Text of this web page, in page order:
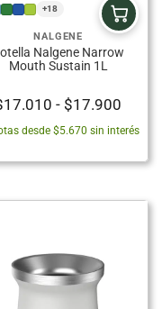
+18
NALGENE
Nalgene Narrow
Mouth Sustain 1L
17.010 - $17.900
de
hasta
desde $5.670 sin interés